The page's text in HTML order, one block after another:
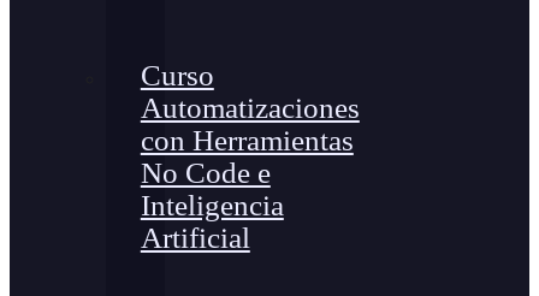
Curso
Automatizaciones
con Herramientas
No Code e
Inteligencia
Artificial